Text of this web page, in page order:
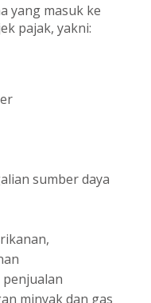
yang masuk ke
pajak, yakni:
sumber daya
minyak dan gas